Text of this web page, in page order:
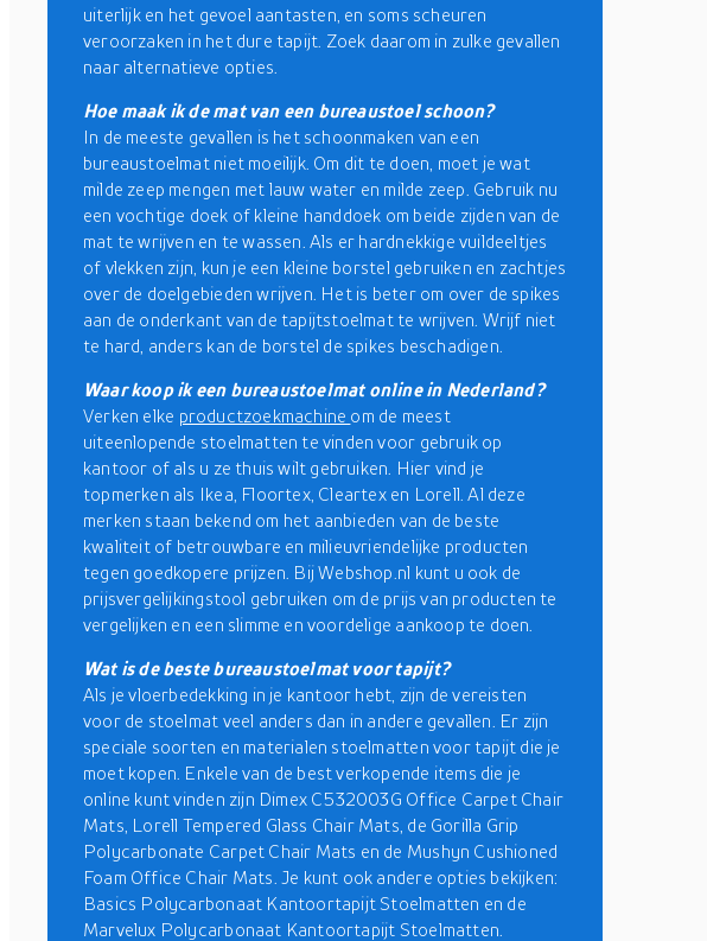
uiterlijk en het gevoel aantasten, en soms scheuren
veroorzaken in het dure tapijt. Zoek daarom in zulke gevallen
naar alternatieve opties.
Hoe maak ik de mat van een bureaustoel schoon?
In de meeste gevallen is het schoonmaken van een
bureaustoelmat niet moeilijk. Om dit te doen, moet je wat
milde zeep mengen met lauw water en milde zeep. Gebruik nu
een vochtige doek of kleine handdoek om beide zijden van de
mat te wrijven en te wassen. Als er hardnekkige vuildeeltjes
of vlekken zijn, kun je een kleine borstel gebruiken en zachtjes
over de doelgebieden wrijven. Het is beter om over de spikes
aan de onderkant van de tapijtstoelmat te wrijven. Wrijf niet
te hard, anders kan de borstel de spikes beschadigen.
Waar koop ik een bureaustoelmat online in Nederland?
Verken elke productzoekmachine om de meest
uiteenlopende stoelmatten te vinden voor gebruik op
kantoor of als u ze thuis wilt gebruiken. Hier vind je
topmerken als Ikea, Floortex, Cleartex en Lorell. Al deze
merken staan bekend om het aanbieden van de beste
kwaliteit of betrouwbare en milieuvriendelijke producten
tegen goedkopere prijzen. Bij Webshop.nl kunt u ook de
prijsvergelijkingstool gebruiken om de prijs van producten te
vergelijken en een slimme en voordelige aankoop te doen.
Wat is de beste bureaustoelmat voor tapijt?
Als je vloerbedekking in je kantoor hebt, zijn de vereisten
voor de stoelmat veel anders dan in andere gevallen. Er zijn
speciale soorten en materialen stoelmatten voor tapijt die je
moet kopen. Enkele van de best verkopende items die je
online kunt vinden zijn Dimex C532003G Office Carpet Chair
Mats, Lorell Tempered Glass Chair Mats, de Gorilla Grip
Polycarbonate Carpet Chair Mats en de Mushyn Cushioned
Foam Office Chair Mats. Je kunt ook andere opties bekijken:
Basics Polycarbonaat Kantoortapijt Stoelmatten en de
Marvelux Polycarbonaat Kantoortapijt Stoelmatten.